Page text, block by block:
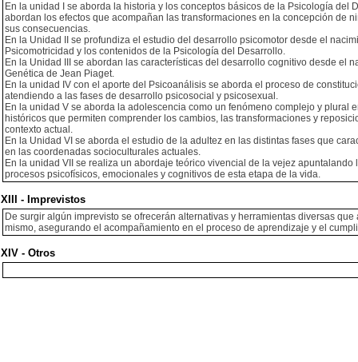
En la unidad I se aborda la historia y los conceptos básicos de la Psicología
abordan los efectos que acompañan las transformaciones en la concepción de
sus consecuencias.
En la Unidad II se profundiza el estudio del desarrollo psicomotor desde el
Psicomotricidad y los contenidos de la Psicología del Desarrollo.
En la Unidad III se abordan las características del desarrollo cognitivo desde
Genética de Jean Piaget.
En la unidad IV con el aporte del Psicoanálisis se aborda el proceso de
atendiendo a las fases de desarrollo psicosocial y psicosexual.
En la unidad V se aborda la adolescencia como un fenómeno complejo y
históricos que permiten comprender los cambios, las transformaciones y
contexto actual.
En la Unidad VI se aborda el estudio de la adultez en las distintas fases que
en las coordenadas socioculturales actuales.
En la unidad VII se realiza un abordaje teórico vivencial de la vejez
procesos psicofísicos, emocionales y cognitivos de esta etapa de la vida.
XIII - Imprevistos
De surgir algún imprevisto se ofrecerán alternativas y herramientas diversas
mismo, asegurando el acompañamiento en el proceso de aprendizaje y el
XIV - Otros